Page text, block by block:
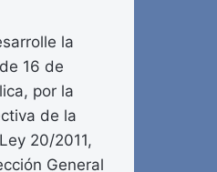
la
16 de
por la
de la
20/2011,
General